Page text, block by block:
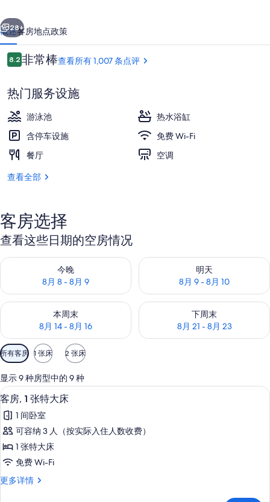
机
场
万
怡
酒
店
的
照
片
外观
个 下一个
28+
概述客房地点政策
点
评
8.28.2/10
非常棒查看所有 1,007 条点评
热门服务设施
游泳池
热水浴缸
含停车设施
免费 Wi-Fi
餐厅
空调
查看全部
客房选择
查看这些日期的空房情况
今晚
8月 8 - 8月 9
查看今晚的空房情况：8月 8 - 8月 9
明天
8月 9 - 8月 10
查看明天的空房情况：8月 9 -
本周末
8月 14 - 8月 16
查看本周末的空房情况：8月 14 - 8月 16
下周末
8月 21 - 8月 23
查看下周末的空房情况：8月
可
用
的
客
房
筛
选
条
所有客房 1 张床 2 张床
显示 9 种房型中的 9 种
显
示
客
房,
1
张
特
防过敏的被褥、加厚床垫、办公桌、
2
客房, 1 张特大床
1 间卧室
可容纳 3 人（按实际入住人数收费）
1 张特大床
免费 Wi-Fi
更多详情
客